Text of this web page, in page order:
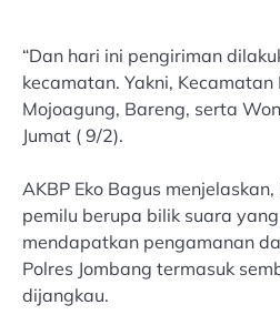
“Dan hari ini pengiriman
kecamatan. Yakni, Kecamatan
Mojoagung, Bareng, serta
Jumat ( 9/2).
AKBP Eko Bagus
pemilu berupa bilik suara
mendapatkan pengamanan
Polres Jombang termasuk
dijangkau.